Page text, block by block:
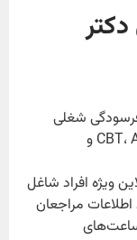
شغلی
بهره‌گیری از تکنیک‌های علمی مانند CBT، ACT و
ویژه افراد شاغل
مراجعان